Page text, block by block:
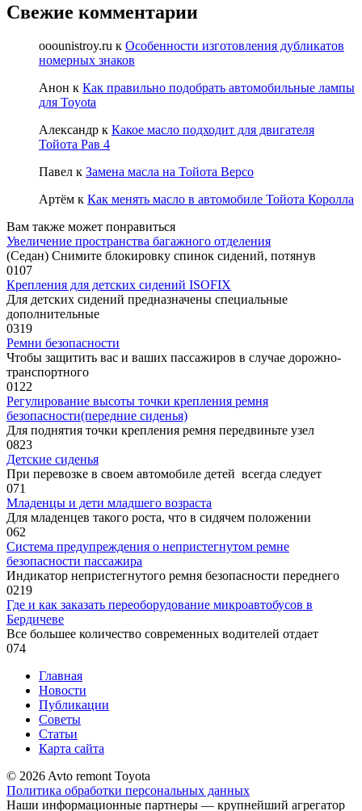
Свежие комментарии
ooounistroy.ru к Особенности изготовления дубликатов
номерных знаков
Анон к Как правильно подобрать автомобильные лампы
для Toyota
Александр к Какое масло подходит для двигателя
Тойота Рав 4
Павел к Замена масла на Тойота Версо
Артём к Как менять масло в автомобиле Тойота Королла
Вам также может понравиться
Увеличение пространства багажного отделения
(Седан) Снимите блокировку спинок сидений, потянув
0107
Крепления для детских сидений ISOFIX
Для детских сидений предназначены специальные
дополнительные
0319
Ремни безопасности
Чтобы защитить вас и ваших пасса­жиров в случае дорожно-
транс­портного
0122
Регулирование высоты точки крепления ремня
безопасности(передние сиденья)
Для поднятия точки крепления ремня передвиньте узел
0823
Детские сиденья
При перевозке в своем автомобиле детей всегда следует
071
Младенцы и дети младшего возраста
Для младенцев такого роста, что в си­дячем положении
062
Система предупреждения о непристегнутом ремне
безопасности пассажира
Индикатор непристегнутого ремня безопасности переднего
0219
Где и как заказать переоборудование микроавтобусов в
Бердичеве
Все большее количество современных водителей отдает
074
Главная
Новости
Публикации
Советы
Статьи
Карта сайта
© 2026 Avto remont Toyota
Политика обработки персональных данных
Наши информационные партнеры — крупнейший агрегатор